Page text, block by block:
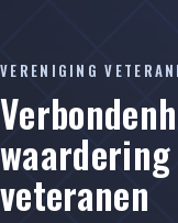
VERENIGING
waardering
veteranen